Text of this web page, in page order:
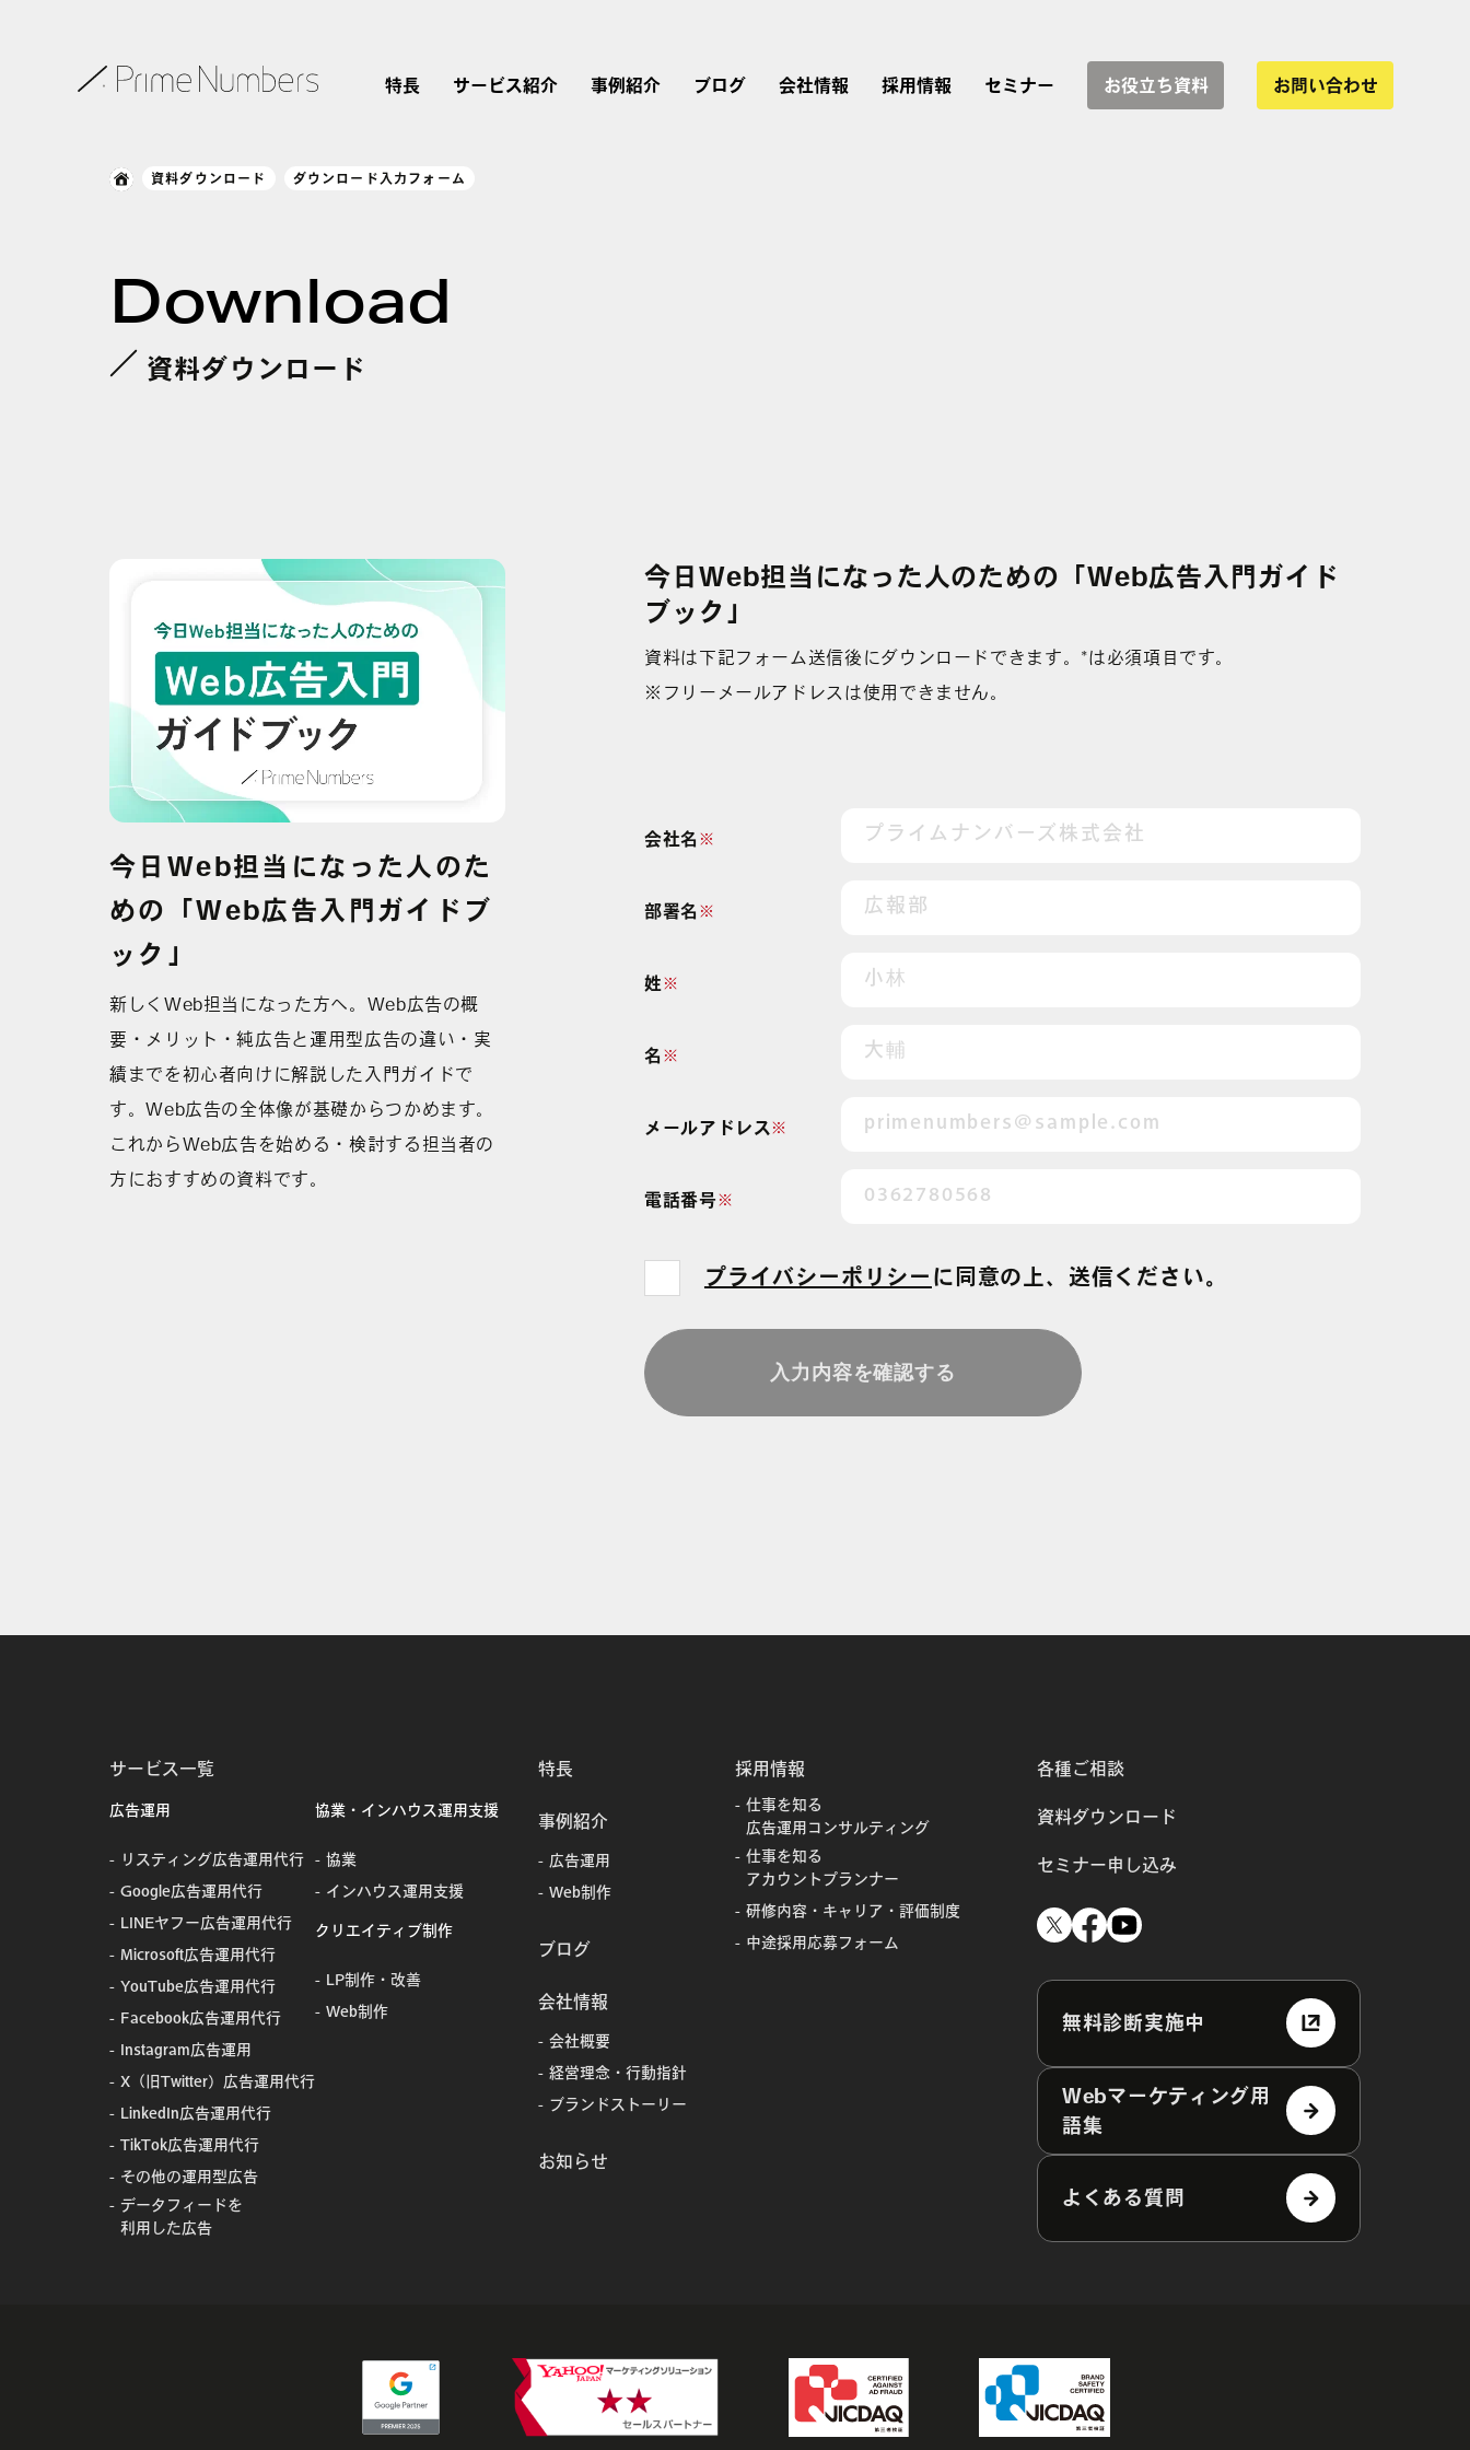
特長 サービス紹介 事例紹介 ブログ 会社情報 採用情報 セミナー お役立ち資料 お問い合わせ
利用した広告
資料ダウンロード ダウンロード入力フォーム
Download
資料ダウンロード
今日Web担当になった人のた
めの「Web広告入門ガイドブ
ック」
新しくWeb担当になった方へ。Web広告の概
要・メリット・純広告と運用型広告の違い・実
績までを初心者向けに解説した入門ガイドで
す。Web広告の全体像が基礎からつかめます。
これからWeb広告を始める・検討する担当者の
方におすすめの資料です。
今日Web担当になった人のための「Web広告入門ガイド
ブック」
資料は下記フォーム送信後にダウンロードできます。*は必須項目です。
※フリーメールアドレスは使用できません。
※
会社名
※
部署名
※
姓
※
名
※
メールアドレス
※
電話番号
プライバシーポリシー に 同意の上、送信ください。
サービス一覧
広告運用
リスティング広告運用代行
Google広告運用代行
LINEヤフー広告運用代行
Microsoft広告運用代行
YouTube広告運用代行
Facebook広告運用代行
Instagram広告運用
X（旧Twitter）広告運用代行
LinkedIn広告運用代行
TikTok広告運用代行
その他の運用型広告
データフィードを
利用した広告
協業・インハウス運用支援
協業
インハウス運用支援
クリエイティブ制作
LP制作・改善
Web制作
特長
事例紹介
広告運用
Web制作
ブログ
会社情報
会社概要
経営理念・行動指針
ブランドストーリー
お知らせ
採用情報
仕事を知る
広告運用コンサルティング
仕事を知る
アカウントプランナー
研修内容・キャリア・評価制度
中途採用応募フォーム
各種ご相談
資料ダウンロード
セミナー申し込み
無料診断実施中
Webマーケティング用
語集
よくある質問